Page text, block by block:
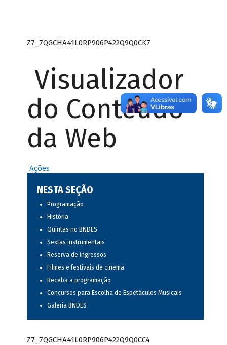
Z7_7QGCHA41L0RP906P422Q9Q0CK7
Visualizador
do Conteúdo
da Web
Ações
NESTA SEÇÃO
Programação
História
Quintas no BNDES
Sextas instrumentais
Reserva de ingressos
Filmes e festivais de cinema
Receba a programação
Concursos para Escolha de Espetáculos Musicais
Galeria BNDES
Z7_7QGCHA41L0RP906P422Q9Q0CC4